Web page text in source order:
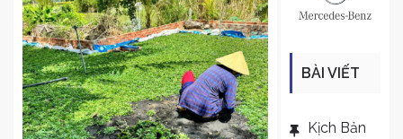
BÀI VIẾT
Kịch Bản